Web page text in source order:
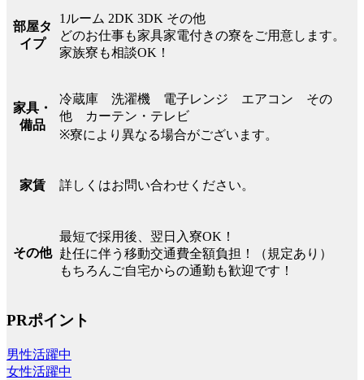
部屋タ
イプ
1ルーム 2DK 3DK その他
どのお仕事も家具家電付きの寮をご用意します。
家族寮も相談OK！
家具・
備品
冷蔵庫 洗濯機 電子レンジ エアコン その
他 カーテン・テレビ
※寮により異なる場合がございます。
家賃 詳しくはお問い合わせください。
その他
最短で採用後、翌日入寮OK！
赴任に伴う移動交通費全額負担！（規定あり）
もちろんご自宅からの通勤も歓迎です！
PRポイント
男性活躍中
女性活躍中